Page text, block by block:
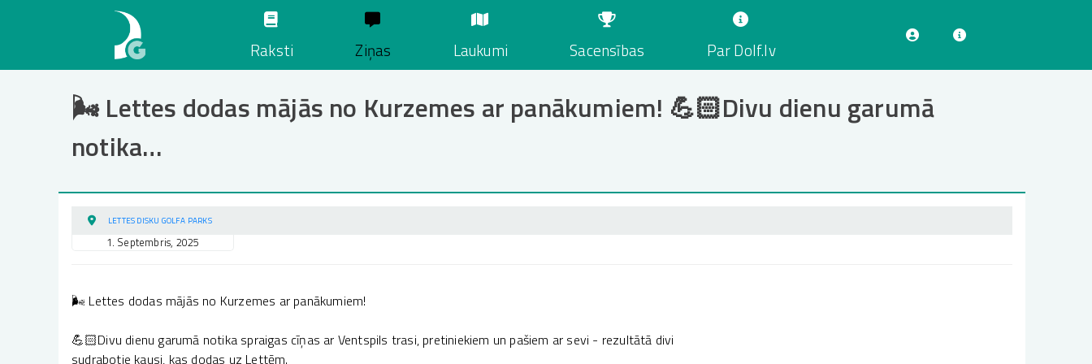
saturu
Raksti Ziņas Laukumi Sacensības Par Dolf.lv
🌬 Lettes dodas mājās no Kurzemes ar panākumiem! 💪🏻Divu dienu garumā
notika…
LETTES DISKU GOLFA PARKS
1. Septembris, 2025
🌬 Lettes dodas mājās no Kurzemes ar panākumiem!
💪🏻Divu dienu garumā notika spraigas cīņas ar Ventspils trasi, pretiniekiem un pašiem ar sevi - rezultātā divi
sudrabotie kausi, kas dodas uz Lettēm.